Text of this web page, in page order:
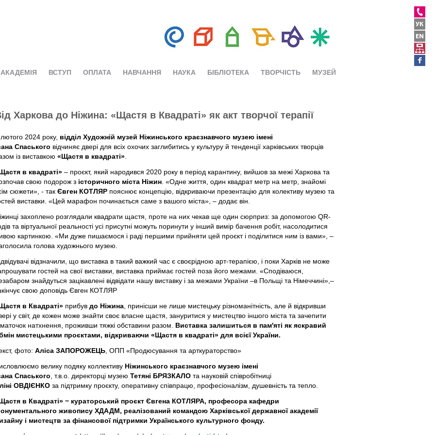
АКАДЕМІЯ ВСТУП ОПЛАТА НАВЧАННЯ НАУКА БІБЛІОТЕКА ТВОРЧІСТЬ МУЗЕЙ
Харкова до Ніжина: «Щастя в Квадраті» як акт творчої терапії
2024 року, відділ Художній музей Ніжинського краєзнавчого музею імені
Спаського відчиняє двері для всіх охочих заглибитись у культуру й тенденції харківських творців
із виставкою «Щастя в квадраті»
в квадраті» – проєкт, який народився 2020 року в період карантину, вийшов за межі Харкова та
свою подорож з історичного міста Ніжин . «Одне життя, один квадрат метр на метр, знайомі
сюжети», - так Євген КОТЛЯР пояснює концепцію, відкриваючи презентацію для колективу музею та
виставки. «Цей марафон починається саме з вашого міста», – додає він.
захоплено розглядали квадрати щастя, проте на них чекав ще один сюрприз: за допомогою QR-
та віртуальної реальності усі присутні можуть поринути у інший вимір бачення робіт, насолодитися
картинкою. «Ми дуже пишаємося і раді першими прийняти цей проєкт і поділитися ним із вами», –
голова художнього музею.
відзначили, що виставка в такий важкий час є своєрідною арт-терапією, і поки Харків не може
гостей на свої виставки, виставка приймає гостей поза його межами. «Сподіваюся,
знайдуться зацікавлені відвідати нашу виставку і за межами України –в Польщі та Німеччині»,–
свою доповідь Євген КОТЛЯР
в Квадраті» прибув до Ніжина , принісши не лише мистецьку різноманітність, але й відкривши
у світ, де кожен може знайти своє власне щастя, зануритися у мистецтво іншого міста та зачепити
натхнення, проживши тяжкі обставини разом. Виставка залишиться в пам'яті як яскравий
мистецькими проєктами, відкриваючи «Щастя в квадраті» для всієї України.
фото: Аліса ЗАПОРОЖЕЦЬ , ОПП «Продюсування та арткураторство»
велику подяку коллективу Ніжинського краєзнавчого музею імені
Спаського , т.в.о. директорці музею Тетяні БРЯЗКАЛО та науковій співробітниці
ОВДІЄНКО за підтримку проєкту, оперативну співпрацю, професіоналізм, душевність та тепло.
в Квадраті» − кураторський проєкт Євгена КОТЛЯРА, професора кафедри
живопису ХДАДМ, реалізований командою Харківської державної академії
і мистецтв за фінансової підтримки Українського культурного фонду.